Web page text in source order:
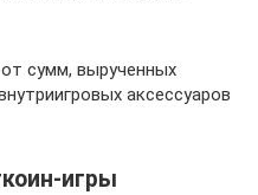
сумм, вырученных
аксессуаров
игры